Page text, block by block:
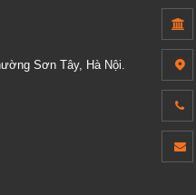
Sơn Tây, Hà Nội.